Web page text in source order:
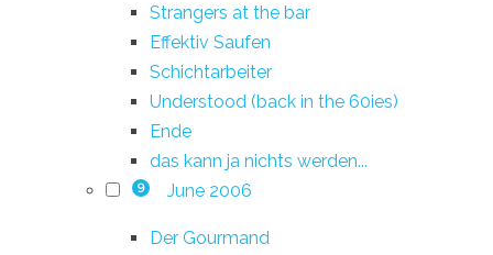
Strangers at the bar
Effektiv Saufen
Schichtarbeiter
Understood (back in the 60ies)
Ende
das kann ja nichts werden...
9 June 2006
Der Gourmand